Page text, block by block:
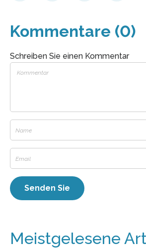
Kommentare (0)
Schreiben Sie einen Kommentar
Meistgelesene